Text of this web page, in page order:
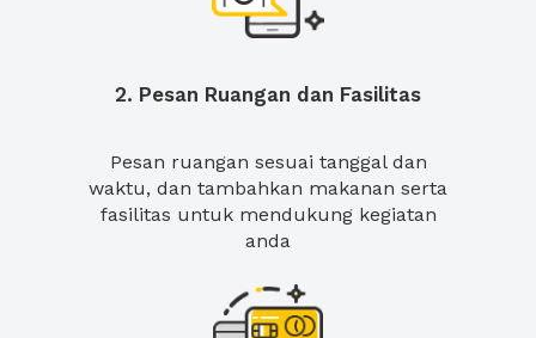
2. Pesan Ruangan dan Fasilitas
Pesan ruangan sesuai tanggal dan
waktu, dan tambahkan makanan serta
fasilitas untuk mendukung kegiatan
anda